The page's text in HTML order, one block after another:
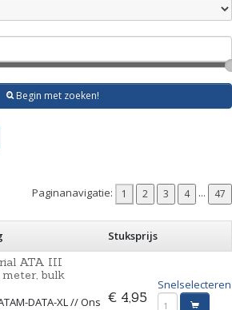
Begin met zoeken!
Paginanavigatie: ...
Stuksprijs
ATA III
meter, bulk
DATA-XL // Ons € 4,95
Snelselecteren